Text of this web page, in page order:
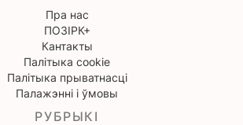
Пра нас
ПОЗІРК+
Кантакты
Палітыка cookie
Палітыка прыватнасці
Палажэнні і ўмовы
РУБРЫКІ